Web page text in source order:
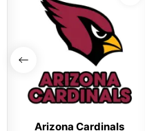
Arizona Cardinals